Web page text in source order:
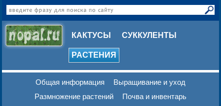
КАКТУСЫ СУККУЛЕНТЫ
РАСТЕНИЯ
Общая информация
Выращивание и уход
Размножение растений
Почва и инвентарь